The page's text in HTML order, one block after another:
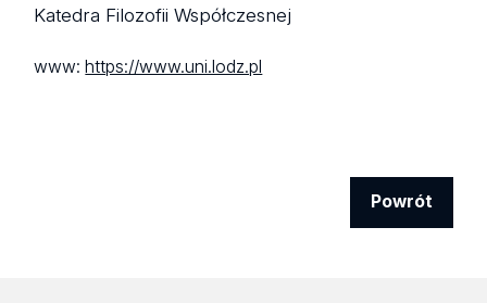
Katedra Filozofii Współczesnej
www:https://www.uni.lodz.pl
Powrót